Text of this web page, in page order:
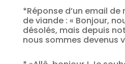
*Réponse d’un email
de viande : « Bonjour,
désolés, mais depuis
nous sommes devenus